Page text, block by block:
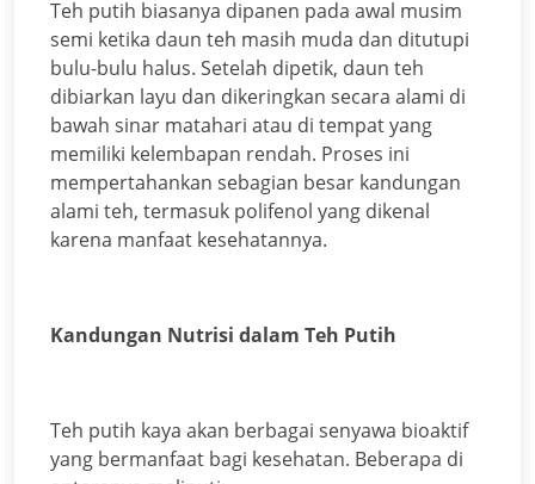
Teh putih biasanya dipanen pada awal musim
semi ketika daun teh masih muda dan ditutupi
bulu-bulu halus. Setelah dipetik, daun teh
dibiarkan layu dan dikeringkan secara alami di
bawah sinar matahari atau di tempat yang
memiliki kelembapan rendah. Proses ini
mempertahankan sebagian besar kandungan
alami teh, termasuk polifenol yang dikenal
karena manfaat kesehatannya.
Kandungan Nutrisi dalam Teh Putih
Teh putih kaya akan berbagai senyawa bioaktif
yang bermanfaat bagi kesehatan. Beberapa di